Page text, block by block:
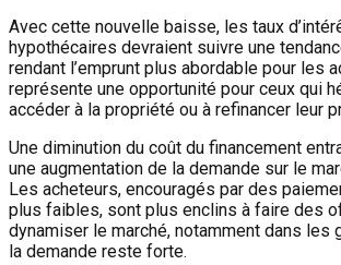
Avec cette nouvelle baisse, les taux
hypothécaires devraient suivre une
rendant l’emprunt plus abordable pour les
représente une opportunité pour ceux qui
accéder à la propriété ou à refinancer leur
Une diminution du coût du financement
une augmentation de la demande sur le
Les acheteurs, encouragés par des
plus faibles, sont plus enclins à faire des
dynamiser le marché, notamment dans les
la demande reste forte.